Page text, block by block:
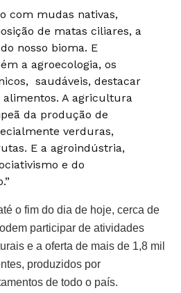
com mudas nativas,
de matas ciliares, a
nosso bioma. E
a agroecologia, os
saudáveis, destacar
alimentos. A agricultura
da produção de
verduras,
E a agroindústria,
e do
o fim do dia de hoje, cerca de
participar de atividades
e a oferta de mais de 1,8 mil
produzidos por
de todo o país.